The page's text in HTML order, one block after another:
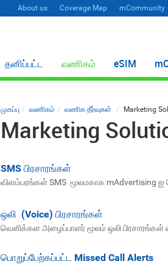
About us Coverage Map mCommunity
தனிப்பட்ட வணிகம் eSIM
முகப்பு வணிகம் வணிக தீர்வுகள் Marketing
Marketing
SMS பிரசாரங்கள்
விளம்பரங்கள் SMS மூலமகாக mAdvertising ஐ
ஒலி (Voice) பிரசாரங்கள்
வெளிக்கள அழைப்பாளர் மூலம் ஒலி பிரசாரங்கள்
பொறுப்பேற்கப்பட்ட Missed Call Alerts